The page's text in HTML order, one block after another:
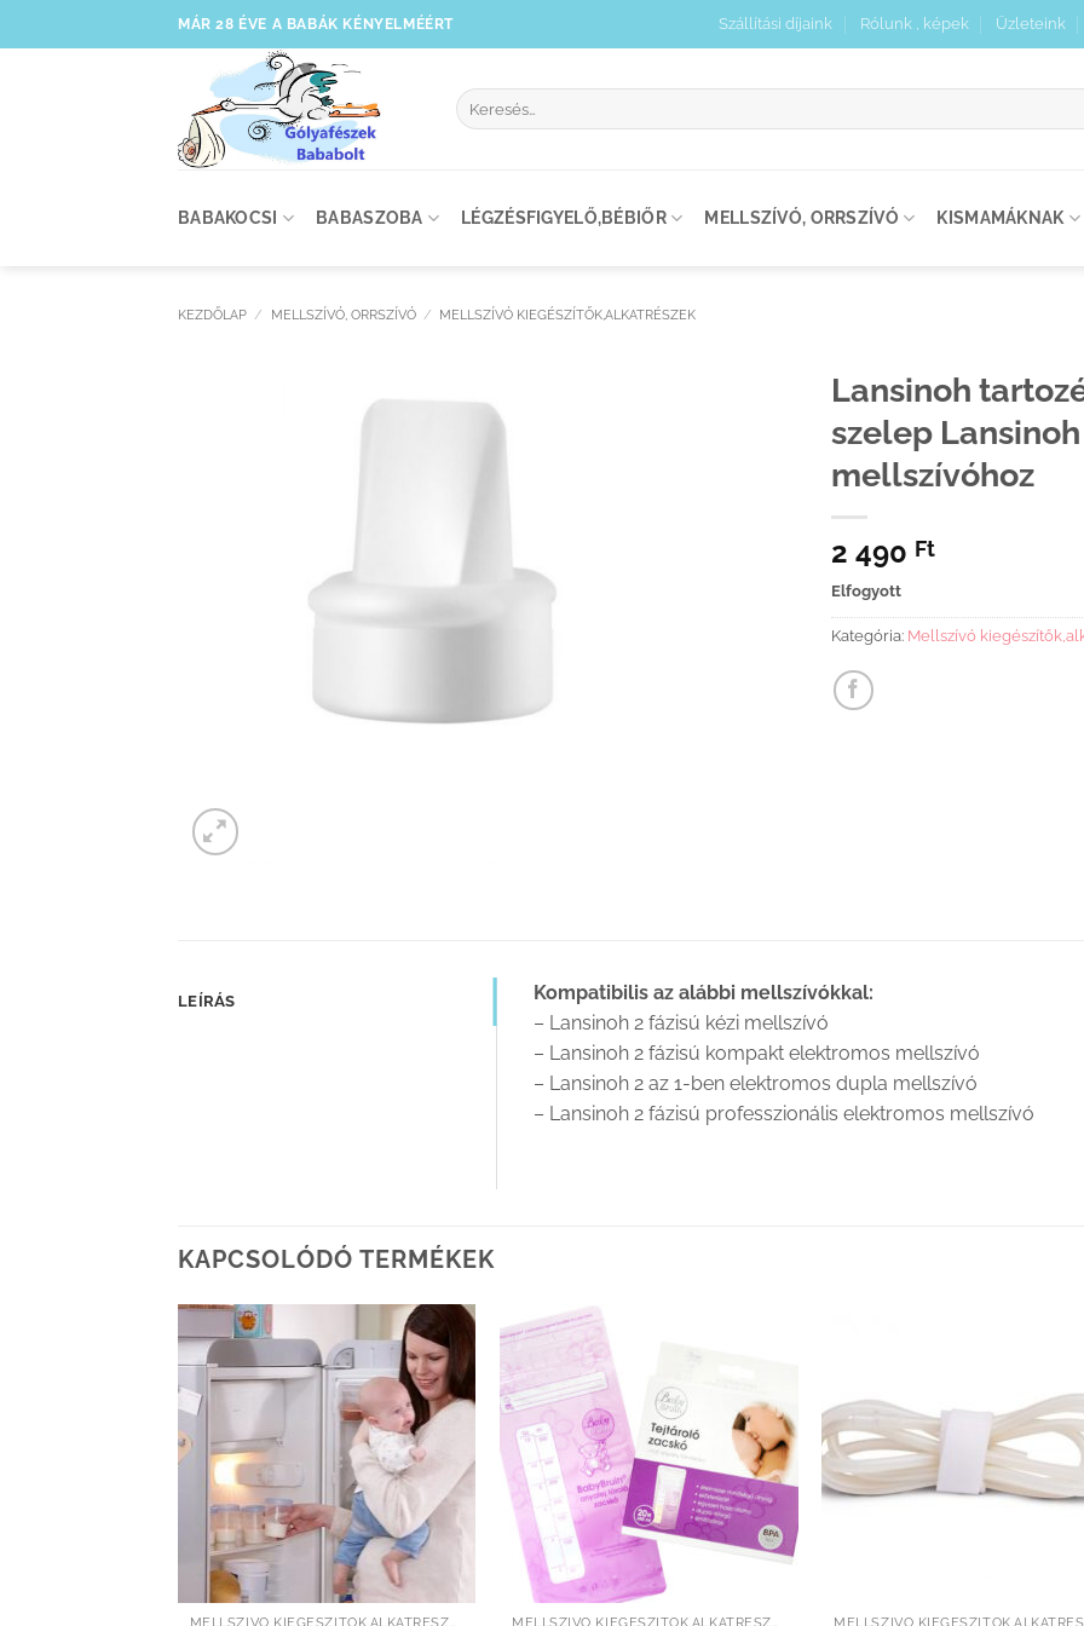
to
MÁR 28 ÉVE A BABÁK KÉNYELMÉÉRT Szállítási díjaink Rólunk , képek Üzleteink
Keresés
a
BABAKOCSI BABASZOBA LÉGZÉSFIGYELŐ,BÉBIŐR MELLSZÍVÓ, ORRSZÍVÓ KISMAMÁKNAK
KEZDŐLAP / MELLSZÍVÓ, ORRSZÍVÓ / MELLSZÍVÓ KIEGÉSZÍTŐK,ALKATRÉSZEK
Lansinoh
szelep Lansinoh
mellszívóhoz
2 490 Ft
Elfogyott
Kategória: Mellszívó
LEÍRÁS
Kompatibilis az alábbi mellszívókkal:
– Lansinoh 2 fázisú kézi mellszívó
– Lansinoh 2 fázisú kompakt elektromos mellszívó
– Lansinoh 2 az 1-ben elektromos dupla mellszívó
– Lansinoh 2 fázisú professzionális elektromos mellszívó
KAPCSOLÓDÓ TERMÉKEK
Kedvenceimhez
adom